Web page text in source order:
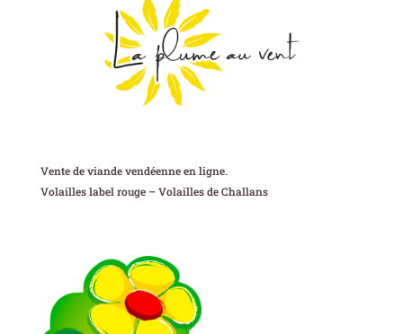
Vente de viande vendéenne en ligne.
Volailles label rouge – Volailles de Challans